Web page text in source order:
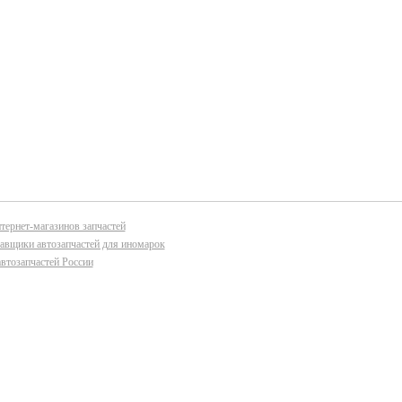
магазинов запчастей
автозапчастей для иномарок
России